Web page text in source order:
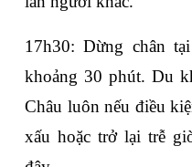
17h30: Dừng chân
khoảng 30 phút. Du
Châu luôn nếu điều
xấu hoặc trở lại trễ